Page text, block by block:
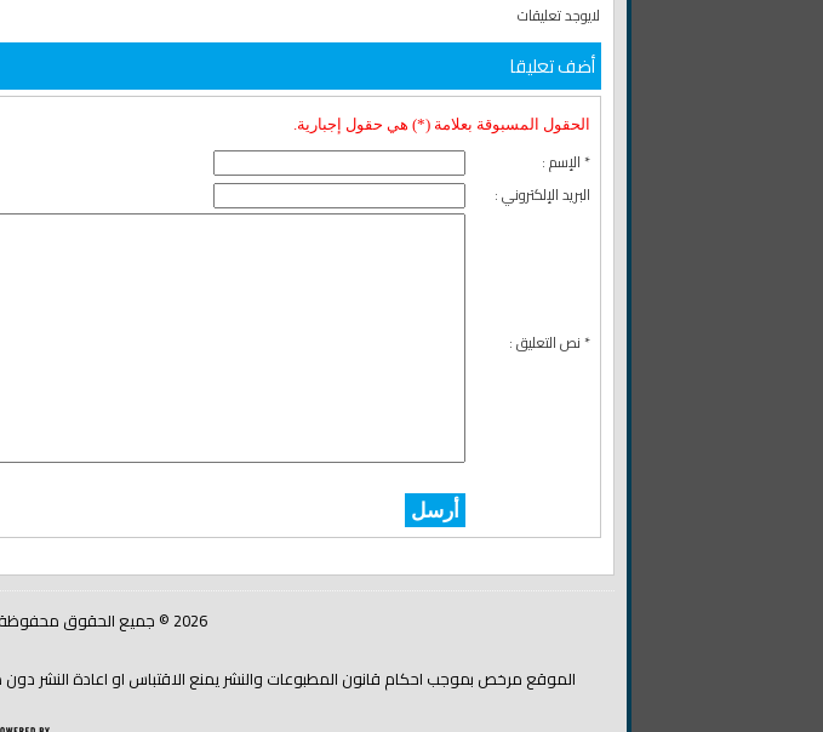
لايوجد تعليقات
أضف تعليقا
الحقول المسبوقة بعلامة (*) هي حقول إجبارية.
* الإسم :
البريد الإلكتروني :
* نص التعليق :
أرسل
2026 © جميع الحقوق محفوظة - موقع جبال البلقاء الاخباري
الموقع مرخص بموجب احكام قانون المطبوعات والنشر يمنع الاقتباس او اعادة النشر دون